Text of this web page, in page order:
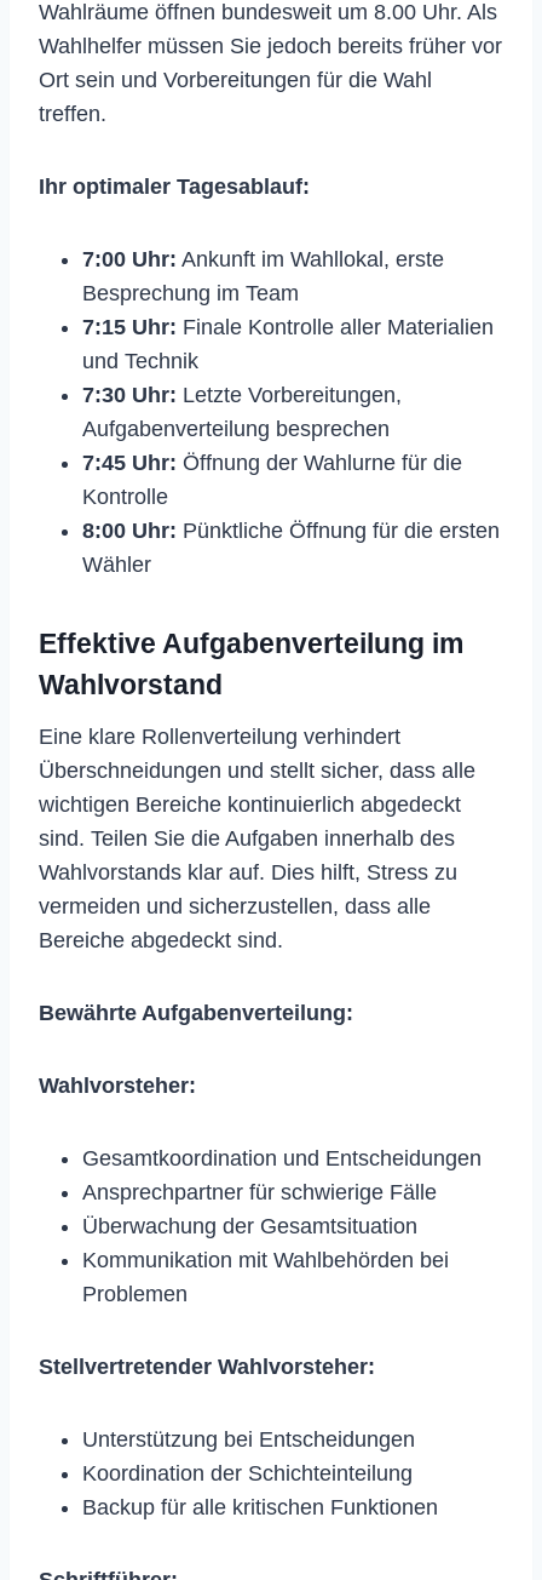
Wahlräume öffnen bundesweit um 8.00 Uhr. Als
Wahlhelfer müssen Sie jedoch bereits früher vor
Ort sein und Vorbereitungen für die Wahl
treffen.
Ihr optimaler Tagesablauf:
7:00 Uhr: Ankunft im Wahllokal, erste
Besprechung im Team
7:15 Uhr: Finale Kontrolle aller Materialien
und Technik
7:30 Uhr: Letzte Vorbereitungen,
Aufgabenverteilung besprechen
7:45 Uhr: Öffnung der Wahlurne für die
Kontrolle
8:00 Uhr: Pünktliche Öffnung für die ersten
Wähler
Effektive Aufgabenverteilung im
Wahlvorstand
Eine klare Rollenverteilung verhindert
Überschneidungen und stellt sicher, dass alle
wichtigen Bereiche kontinuierlich abgedeckt
sind. Teilen Sie die Aufgaben innerhalb des
Wahlvorstands klar auf. Dies hilft, Stress zu
vermeiden und sicherzustellen, dass alle
Bereiche abgedeckt sind.
Bewährte Aufgabenverteilung:
Wahlvorsteher:
Gesamtkoordination und Entscheidungen
Ansprechpartner für schwierige Fälle
Überwachung der Gesamtsituation
Kommunikation mit Wahlbehörden bei
Problemen
Stellvertretender Wahlvorsteher:
Unterstützung bei Entscheidungen
Koordination der Schichteinteilung
Backup für alle kritischen Funktionen